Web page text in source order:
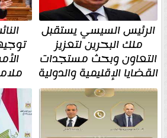
الرئيس السيسي يستقبل
ملك البحرين لتعزيز
التعاون وبحث مستجدات
القضايا الإقليمية والدولية